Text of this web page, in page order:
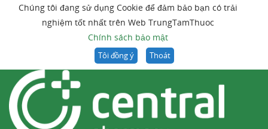
Chúng tôi đang sử dụng Cookie để đảm bảo bạn có trải
nghiệm tốt nhất trên Web TrungTamThuoc
Chính sách bảo mật
Tôi đồng ý Thoát